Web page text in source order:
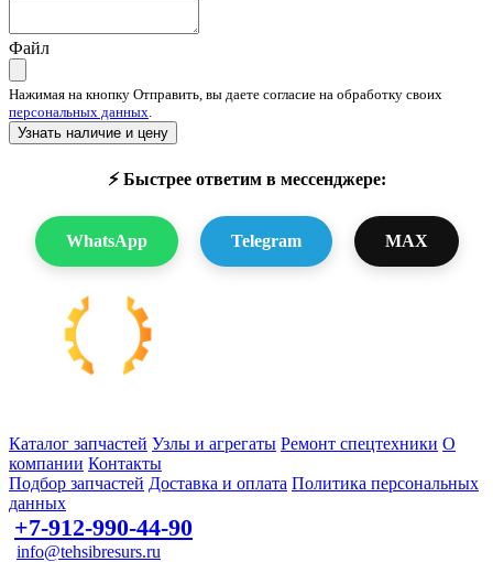
Файл
Нажимая на кнопку Отправить, вы даете согласие на обработку своих
персональных данных.
Узнать наличие и цену
⚡ Быстрее ответим в мессенджере:
WhatsApp Telegram MAX
Каталог запчастей Узлы и агрегаты Ремонт спецтехники О
компании Контакты
Подбор запчастей Доставка и оплата Политика персональных
данных
+7-912-990-44-90
info@tehsibresurs.ru